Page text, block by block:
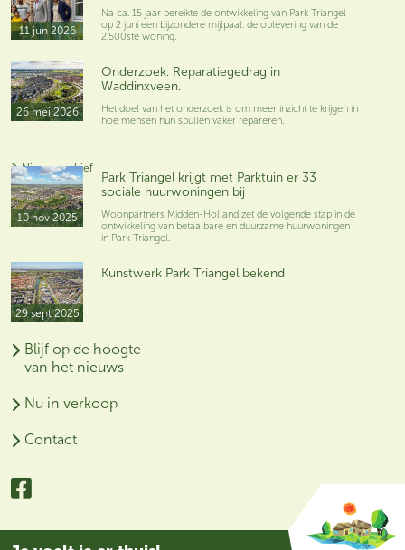
11 jun 2026
Na ca. 15 jaar bereikte de ontwikkeling van Park Triangel
op 2 juni een bijzondere mijlpaal: de oplevering van de
2.500ste woning.
26 mei 2026
Onderzoek: Reparatiegedrag in
Waddinxveen.
Het doel van het onderzoek is om meer inzicht te krijgen in
hoe mensen hun spullen vaker repareren.
Nieuwsarchief
10 nov 2025
Park Triangel krijgt met Parktuin er 33
sociale huurwoningen bij
Woonpartners Midden-Holland zet de volgende stap in de
ontwikkeling van betaalbare en duurzame huurwoningen
in Park Triangel.
29 sept 2025
Kunstwerk Park Triangel bekend
Blijf op de hoogte
van het nieuws
Nu in verkoop
Contact